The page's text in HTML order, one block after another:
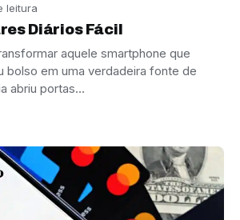
leitura
Diários Fácil
aquele smartphone que
bolso em uma verdadeira fonte de
abriu portas…